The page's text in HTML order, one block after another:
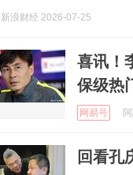
新浪财经 2026-07-25
喜讯！
保级热
网易号
回看孔